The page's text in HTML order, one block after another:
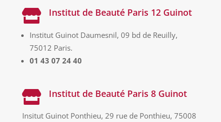
 Institut de Beauté Paris 12 Guinot
Institut Guinot Daumesnil, 09 bd de Reuilly,
75012 Paris.
01 43 07 24 40
 Institut de Beauté Paris 8 Guinot
Insitut Guinot Ponthieu, 29 rue de Ponthieu, 75008